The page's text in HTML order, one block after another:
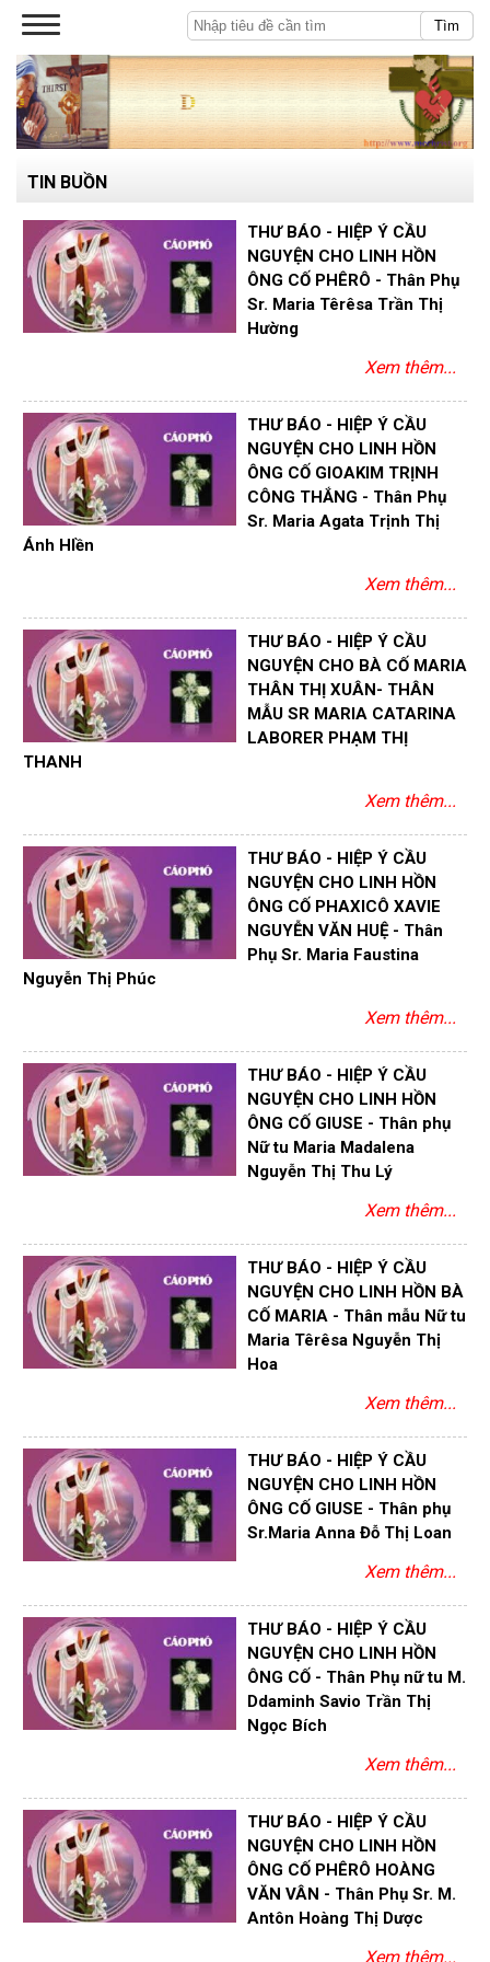
Tìm
TIN BUỒN
THƯ BÁO - HIỆP Ý CẦU
NGUYỆN CHO LINH HỒN
ÔNG CỐ PHÊRÔ - Thân Phụ
Sr. Maria Têrêsa Trần Thị
Hường
Xem thêm...
THƯ BÁO - HIỆP Ý CẦU
NGUYỆN CHO LINH HỒN
ÔNG CỐ GIOAKIM TRỊNH
CÔNG THẮNG - Thân Phụ
Sr. Maria Agata Trịnh Thị
Ánh HIền
Xem thêm...
THƯ BÁO - HIỆP Ý CẦU
NGUYỆN CHO BÀ CỐ MARIA
THÂN THỊ XUÂN- THÂN
MẪU SR MARIA CATARINA
LABORER PHẠM THỊ
THANH
Xem thêm...
THƯ BÁO - HIỆP Ý CẦU
NGUYỆN CHO LINH HỒN
ÔNG CỐ PHAXICÔ XAVIE
NGUYỄN VĂN HUỆ - Thân
Phụ Sr. Maria Faustina
Nguyễn Thị Phúc
Xem thêm...
THƯ BÁO - HIỆP Ý CẦU
NGUYỆN CHO LINH HỒN
ÔNG CỐ GIUSE - Thân phụ
Nữ tu Maria Madalena
Nguyễn Thị Thu Lý
Xem thêm...
THƯ BÁO - HIỆP Ý CẦU
NGUYỆN CHO LINH HỒN BÀ
CỐ MARIA - Thân mẫu Nữ tu
Maria Têrêsa Nguyễn Thị
Hoa
Xem thêm...
THƯ BÁO - HIỆP Ý CẦU
NGUYỆN CHO LINH HỒN
ÔNG CỐ GIUSE - Thân phụ
Sr.Maria Anna Đỗ Thị Loan
Xem thêm...
THƯ BÁO - HIỆP Ý CẦU
NGUYỆN CHO LINH HỒN
ÔNG CỐ - Thân Phụ nữ tu M.
Ddaminh Savio Trần Thị
Ngọc Bích
Xem thêm...
THƯ BÁO - HIỆP Ý CẦU
NGUYỆN CHO LINH HỒN
ÔNG CỐ PHÊRÔ HOÀNG
VĂN VÂN - Thân Phụ Sr. M.
Antôn Hoàng Thị Dược
Xem thêm...